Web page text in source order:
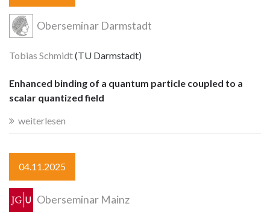
Oberseminar Darmstadt
Tobias Schmidt(TU Darmstadt)
Enhanced binding of a quantum particle coupled to a
scalar quantized field
weiterlesen
04.11.2025
Oberseminar Mainz